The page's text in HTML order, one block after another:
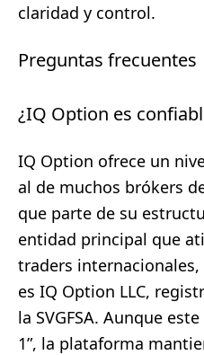
claridad y control.
Preguntas frecuentes
¿IQ Option es
IQ Option ofrece un
al de muchos brókers
que parte de su
entidad principal que
traders
es IQ Option LLC,
la SVGFSA. Aunque
1”, la plataforma